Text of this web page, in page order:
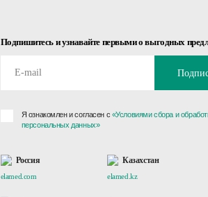
Подпишитесь и узнавайте первыми о выгодных
Я ознакомлен и согласен с «Условиями сбора и
персональных данных»
Россия
elamed.com
Казахстан
elamed.kz